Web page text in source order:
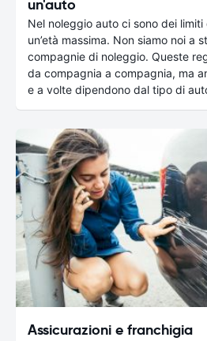
un'auto
Nel noleggio auto ci sono dei limiti
un’età massima. Non siamo noi a
compagnie di noleggio. Queste
da compagnia a compagnia, ma
e a volte dipendono dal tipo di
Assicurazioni e franchigia